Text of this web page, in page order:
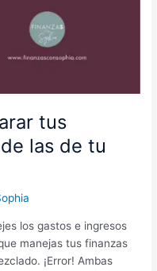
tus
las de tu
los gastos e ingresos
manejas tus finanzas
¡Error! Ambas